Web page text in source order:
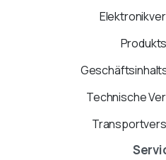
Technische